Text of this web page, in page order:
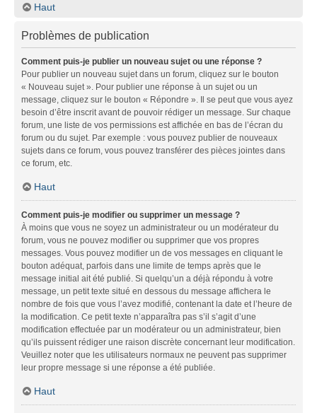
Haut
Problèmes de publication
Comment puis-je publier un nouveau sujet ou une réponse ?
Pour publier un nouveau sujet dans un forum, cliquez sur le bouton
« Nouveau sujet ». Pour publier une réponse à un sujet ou un
message, cliquez sur le bouton « Répondre ». Il se peut que vous ayez
besoin d’être inscrit avant de pouvoir rédiger un message. Sur chaque
forum, une liste de vos permissions est affichée en bas de l’écran du
forum ou du sujet. Par exemple : vous pouvez publier de nouveaux
sujets dans ce forum, vous pouvez transférer des pièces jointes dans
ce forum, etc.
Haut
Comment puis-je modifier ou supprimer un message ?
À moins que vous ne soyez un administrateur ou un modérateur du
forum, vous ne pouvez modifier ou supprimer que vos propres
messages. Vous pouvez modifier un de vos messages en cliquant le
bouton adéquat, parfois dans une limite de temps après que le
message initial ait été publié. Si quelqu’un a déjà répondu à votre
message, un petit texte situé en dessous du message affichera le
nombre de fois que vous l’avez modifié, contenant la date et l’heure de
la modification. Ce petit texte n’apparaîtra pas s’il s’agit d’une
modification effectuée par un modérateur ou un administrateur, bien
qu’ils puissent rédiger une raison discrète concernant leur modification.
Veuillez noter que les utilisateurs normaux ne peuvent pas supprimer
leur propre message si une réponse a été publiée.
Haut